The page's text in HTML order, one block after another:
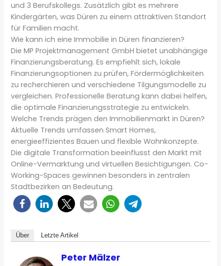
und 3 Berufskollegs. Zusätzlich gibt es mehrere
Kindergärten, was Düren zu einem attraktiven Standort
für Familien macht.
Wie kann ich eine Immobilie in Düren finanzieren?
Die MP Projektmanagement GmbH bietet unabhängige
Finanzierungsberatung. Es empfiehlt sich, lokale
Finanzierungsoptionen zu prüfen, Fördermöglichkeiten
zu recherchieren und verschiedene Tilgungsmodelle zu
vergleichen. Professionelle Beratung kann dabei helfen,
die optimale Finanzierungsstrategie zu entwickeln.
Welche Trends prägen den Immobilienmarkt in Düren?
Aktuelle Trends umfassen Smart Homes,
energieeffizientes Bauen und flexible Wohnkonzepte.
Die digitale Transformation beeinflusst den Markt mit
Online-Vermarktung und virtuellen Besichtigungen. Co-
Working-Spaces gewinnen besonders in zentralen
Stadtbezirken an Bedeutung.
Über Letzte Artikel
Peter Mälzer